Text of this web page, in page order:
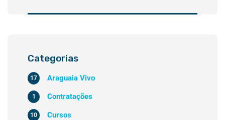
Categorias
Araguaia Vivo
17
Contratações
1
Cursos
10